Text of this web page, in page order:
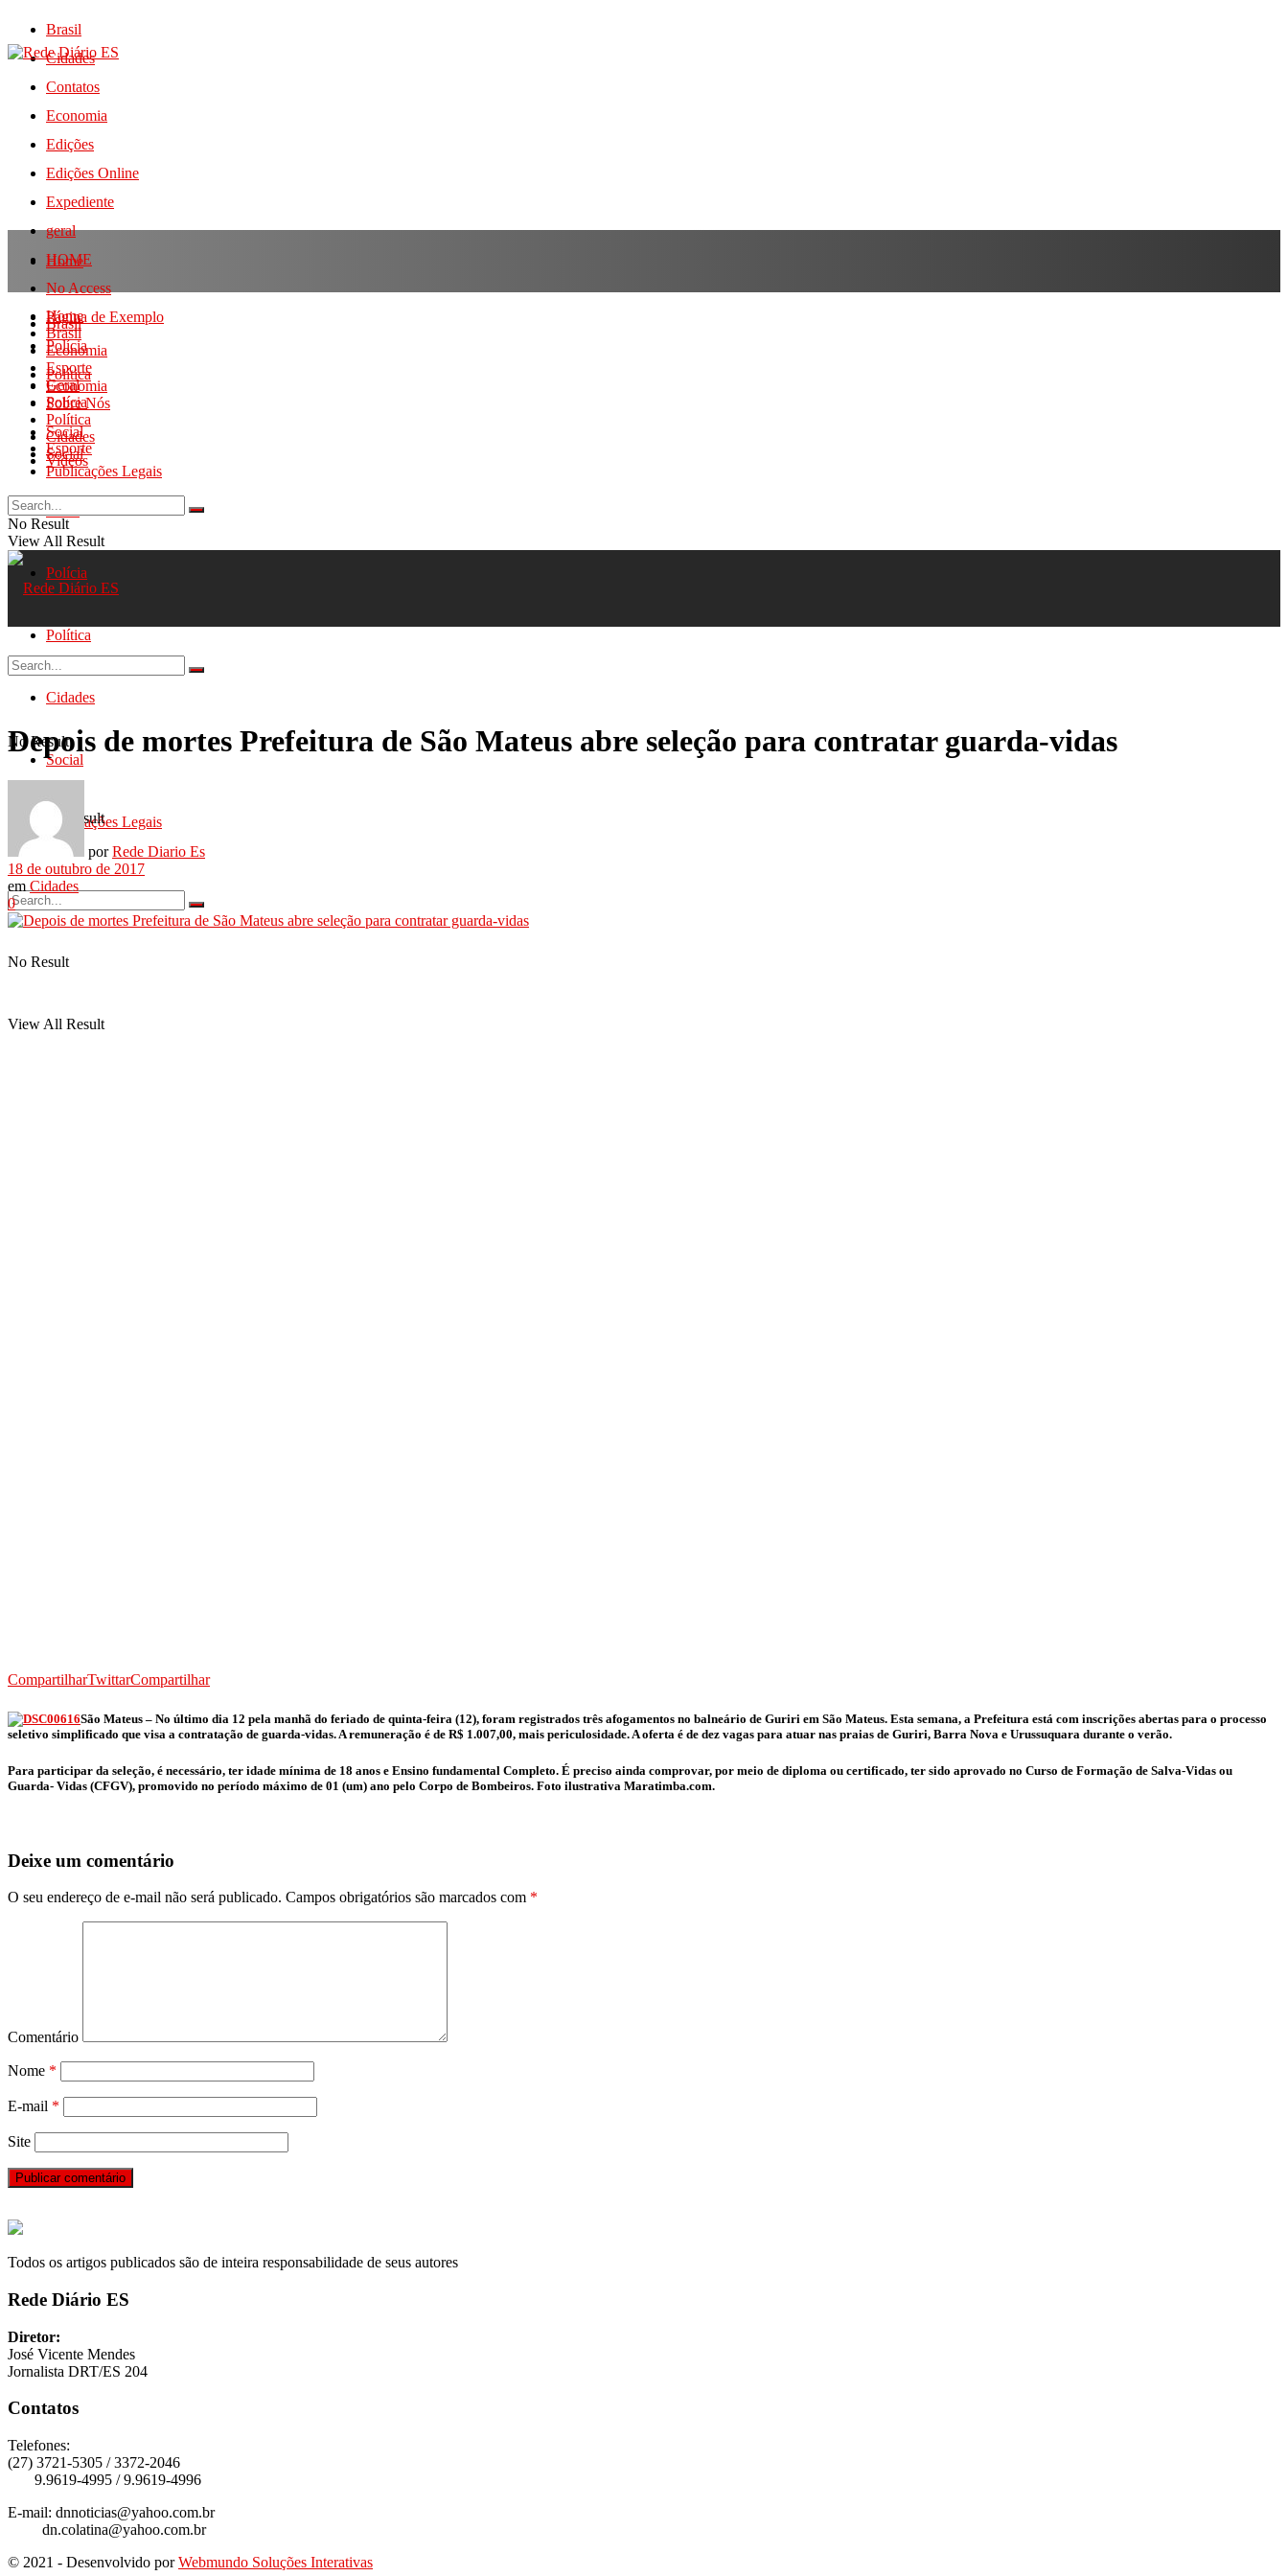
Brasil
Cidades
Contatos
Economia
Edições
Edições Online
Expediente
geral
HOME
No Access
Página de Exemplo
Polícia
Política
Sobre Nós
Social
Videos
Home
Brasil
Economia
Esporte
Geral
Polícia
Política
Cidades
Social
Publicações Legais
No Result
View All Result
Home
Brasil
Economia
Esporte
Geral
Polícia
Política
Cidades
Social
Publicações Legais
No Result
View All Result
No Result
View All Result
Depois de mortes Prefeitura de São Mateus abre seleção para contratar guarda-vidas
por Rede Diario Es
18 de outubro de 2017
em Cidades
0
CompartilharTwittarCompartilhar
São Mateus – No último dia 12 pela manhã do feriado de quinta-feira (12), foram registrados três afogamentos no balneário de Guriri em São Mateus. Esta semana, a Prefeitura está com inscrições abertas para o processo
seletivo simplificado que visa a contratação de guarda-vidas. A remuneração é de R$ 1.007,00, mais periculosidade. A oferta é de dez vagas para atuar nas praias de Guriri, Barra Nova e Urussuquara durante o verão.
Para participar da seleção, é necessário, ter idade mínima de 18 anos e Ensino fundamental Completo. É preciso ainda comprovar, por meio de diploma ou certificado, ter sido aprovado no Curso de Formação de Salva-Vidas ou
Guarda- Vidas (CFGV), promovido no período máximo de 01 (um) ano pelo Corpo de Bombeiros. Foto ilustrativa Maratimba.com.
Deixe um comentário
O seu endereço de e-mail não será publicado. Campos obrigatórios são marcados com *
Comentário
Nome *
E-mail *
Site
Todos os artigos publicados são de inteira responsabilidade de seus autores
Rede Diário ES
Diretor:
José Vicente Mendes
Jornalista DRT/ES 204
Contatos
Telefones:
(27) 3721-5305 / 3372-2046
9.9619-4995 / 9.9619-4996
E-mail: dnnoticias@yahoo.com.br
dn.colatina@yahoo.com.br
© 2021 - Desenvolvido porWebmundo Soluções Interativas